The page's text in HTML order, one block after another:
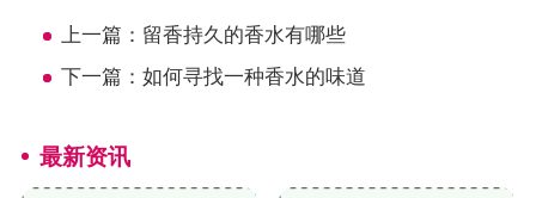
上一篇： 留香持久的香水有哪些
下一篇： 如何寻找一种香水的味道
最新资讯